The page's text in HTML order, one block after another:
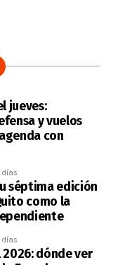
jueves:
y vuelos
con
días
séptima edición
como la
días
dónde ver